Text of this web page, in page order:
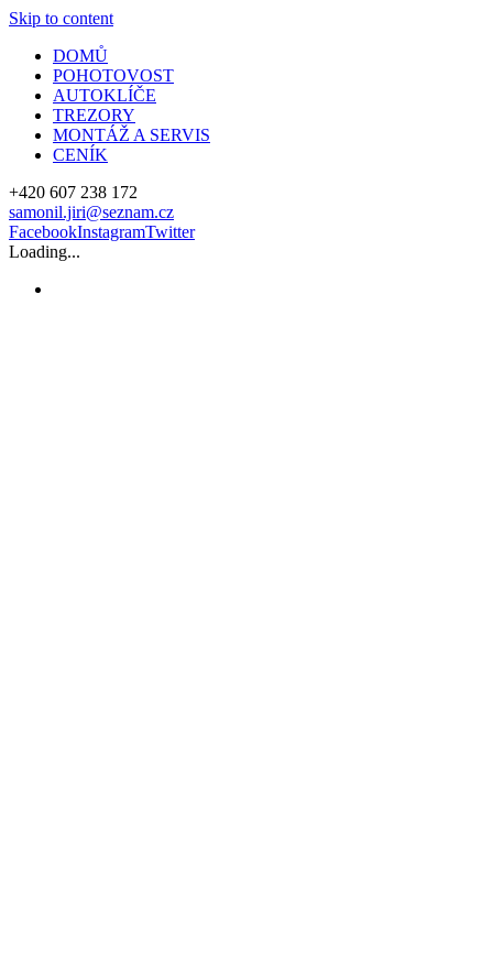
Skip to content
DOMŮ
POHOTOVOST
AUTOKLÍČE
TREZORY
MONTÁŽ A SERVIS
CENÍK
+420 607 238 172
samonil.jiri@seznam.cz
FacebookInstagramTwitter
Loading...